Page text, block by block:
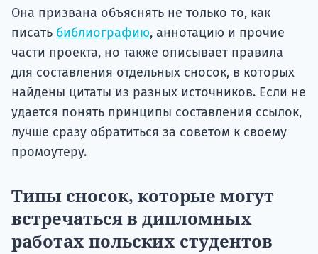
Она призвана объяснять не только то, как
писать библиографию, аннотацию и прочие
части проекта, но также описывает правила
для составления отдельных сносок, в которых
найдены цитаты из разных источников. Если не
удается понять принципы составления ссылок,
лучше сразу обратиться за советом к своему
промоутеру.
Типы сносок, которые могут
встречаться в дипломных
работах польских студентов